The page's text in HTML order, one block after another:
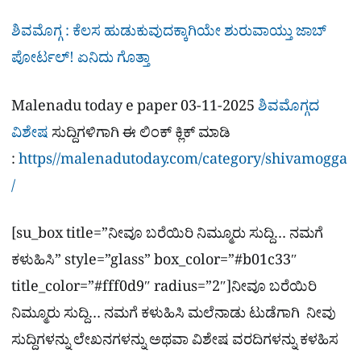
ಶಿವಮೊಗ್ಗ : ಕೆಲಸ ಹುಡುಕುವುದಕ್ಕಾಗಿಯೇ ಶುರುವಾಯ್ತು ಜಾಬ್
ಪೋರ್ಟಲ್​! ಏನಿದು ಗೊತ್ತಾ
Malenadu today e paper 03-11-2025ಶಿವಮೊಗ್ಗದ
ವಿಶೇಷ ಸುದ್ದಿಗಳಿಗಾಗಿ ಈ ಲಿಂಕ್​ ಕ್ಲಿಕ್ ಮಾಡಿ
:https//malenadutoday.com/category/shivamogga
/
[su_box title=”ನೀವೂ ಬರೆಯಿರಿ ನಿಮ್ಮೂರು ಸುದ್ದಿ… ನಮಗೆ
ಕಳುಹಿಸಿ” style=”glass” box_color=”#b01c33″
title_color=”#fff0d9″ radius=”2″]ನೀವೂ ಬರೆಯಿರಿ
ನಿಮ್ಮೂರು ಸುದ್ದಿ… ನಮಗೆ ಕಳುಹಿಸಿ ಮಲೆನಾಡು ಟುಡೆಗಾಗಿ ನೀವು
ಸುದ್ದಿಗಳನ್ನು ಲೇಖನಗಳನ್ನು ಅಥವಾ ವಿಶೇಷ ವರದಿಗಳನ್ನು ಕಳಹಿಸ